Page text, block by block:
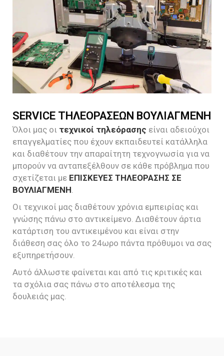
SERVICE ΤΗΛΕΟΡΑΣΕΩΝ ΒΟΥΛΙΑΓΜΕΝΗ
Όλοι μας οι τεχνικοί τηλεόρασης είναι αδειούχοι
επαγγελματίες που έχουν εκπαιδευτεί κατάλληλα
και διαθέτουν την απαραίτητη τεχνογνωσία για να
μπορούν να ανταπεξέλθουν σε κάθε πρόβλημα που
σχετίζεται με ΕΠΙΣΚΕΥΕΣ ΤΗΛΕΟΡΑΣΗΣ ΣΕ
ΒΟΥΛΙΑΓΜΕΝΗ.
Οι τεχνικοί μας διαθέτουν χρόνια εμπειρίας και
γνώσης πάνω στο αντικείμενο. Διαθέτουν άρτια
κατάρτιση του αντικειμένου και είναι στην
διάθεση σας όλο το 24ωρο πάντα πρόθυμοι να σας
εξυπηρετήσουν.
Αυτό άλλωστε φαίνεται και από τις κριτικές και
τα σχόλια σας πάνω στο αποτέλεσμα της
δουλειάς μας.